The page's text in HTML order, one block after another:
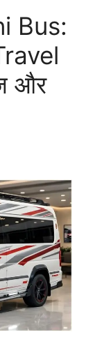
Bus:
और